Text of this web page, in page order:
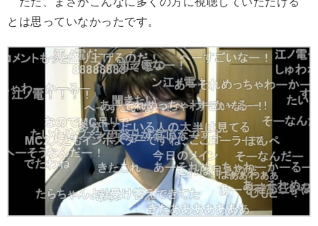
とは思っていなかったです。